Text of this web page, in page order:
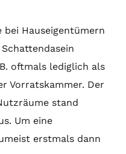
bei Hauseigentümern
oftmals lediglich als
Vorratskammer. Der
stand
Um eine
erstmals dann